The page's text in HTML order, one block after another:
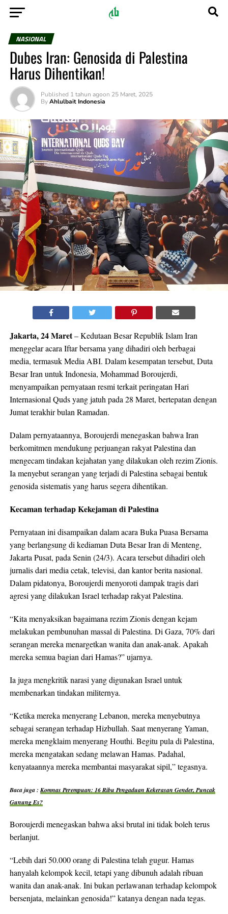
NASIONAL
Dubes Iran: Genosida di Palestina
Harus Dihentikan!
Published 1 tahun agoon 25 Maret, 2025
By Ahlulbait Indonesia
Jakarta, 24 Maret– Kedutaan Besar Republik Islam Iran
menggelar acara Iftar bersama yang dihadiri oleh berbagai
media, termasuk Media ABI. Dalam kesempatan tersebut, Duta
Besar Iran untuk Indonesia, Mohammad Boroujerdi,
menyampaikan pernyataan resmi terkait peringatan Hari
Internasional Quds yang jatuh pada 28 Maret, bertepatan dengan
Jumat terakhir bulan Ramadan.
Dalam pernyataannya, Boroujerdi menegaskan bahwa Iran
berkomitmen mendukung perjuangan rakyat Palestina dan
mengecam tindakan kejahatan yang dilakukan oleh rezim Zionis.
Ia menyebut serangan yang terjadi di Palestina sebagai bentuk
genosida sistematis yang harus segera dihentikan.
Kecaman terhadap Kekejaman di Palestina
Pernyataan ini disampaikan dalam acara Buka Puasa Bersama
yang berlangsung di kediaman Duta Besar Iran di Menteng,
Jakarta Pusat, pada Senin (24/3). Acara tersebut dihadiri oleh
jurnalis dari media cetak, televisi, dan kantor berita nasional.
Dalam pidatonya, Boroujerdi menyoroti dampak tragis dari
agresi yang dilakukan Israel terhadap rakyat Palestina.
“Kita menyaksikan bagaimana rezim Zionis dengan kejam
melakukan pembunuhan massal di Palestina. Di Gaza, 70% dari
serangan mereka menargetkan wanita dan anak-anak. Apakah
mereka semua bagian dari Hamas?” ujarnya.
Ia juga mengkritik narasi yang digunakan Israel untuk
membenarkan tindakan militernya.
“Ketika mereka menyerang Lebanon, mereka menyebutnya
sebagai serangan terhadap Hizbullah. Saat menyerang Yaman,
mereka mengklaim menyerang Houthi. Begitu pula di Palestina,
mereka mengatakan sedang melawan Hamas. Padahal,
kenyataannya mereka membantai masyarakat sipil,” tegasnya.
Baca juga : Komnas Perempuan: 16 Ribu Pengaduan Kekerasan Gender, Puncak
Gunung Es?
Boroujerdi menegaskan bahwa aksi brutal ini tidak boleh terus
berlanjut.
“Lebih dari 50.000 orang di Palestina telah gugur. Hamas
hanyalah kelompok kecil, tetapi yang dibunuh adalah ribuan
wanita dan anak-anak. Ini bukan perlawanan terhadap kelompok
bersenjata, melainkan genosida!” katanya dengan nada tegas.